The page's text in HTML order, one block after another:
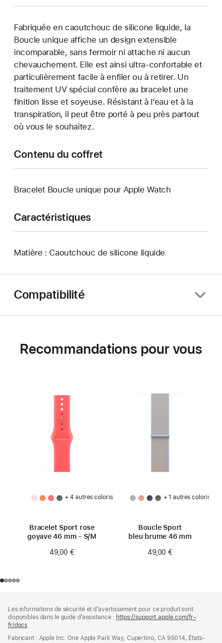
Fabriquée en caoutchouc de silicone liquide, la
Boucle unique affiche un design extensible
incomparable, sans fermoir ni attache ni aucun
chevauchement. Elle est ainsi ultra-confortable et
particulièrement facile à enfiler ou à retirer. Un
traitement UV spécial confère au bracelet une
finition lisse et soyeuse. Résistant à l’eau et à la
transpiration, il peut être porté à peu près partout
où vous le souhaitez.
Contenu du coffret
Bracelet Boucle unique pour Apple Watch
Caractéristiques
Matière : Caoutchouc de silicone liquide
Compatibilité
Recommandations pour vous
+ 4 autres coloris
Bracelet Sport rose
goyave 46 mm - S/M
49,00 €
+ 1 autres coloris
Boucle Sport
bleu brume 46 mm
49,00 €
de
page
de
bas
page
Les informations de sécurité et d’avertissement pour ce produit sont
disponibles dans le guide d’assistance : https://support.apple.com/fr-
fr/docs
une
Fabricant : Apple Inc. One Apple Park Way, Cupertino, CA 95014, États-